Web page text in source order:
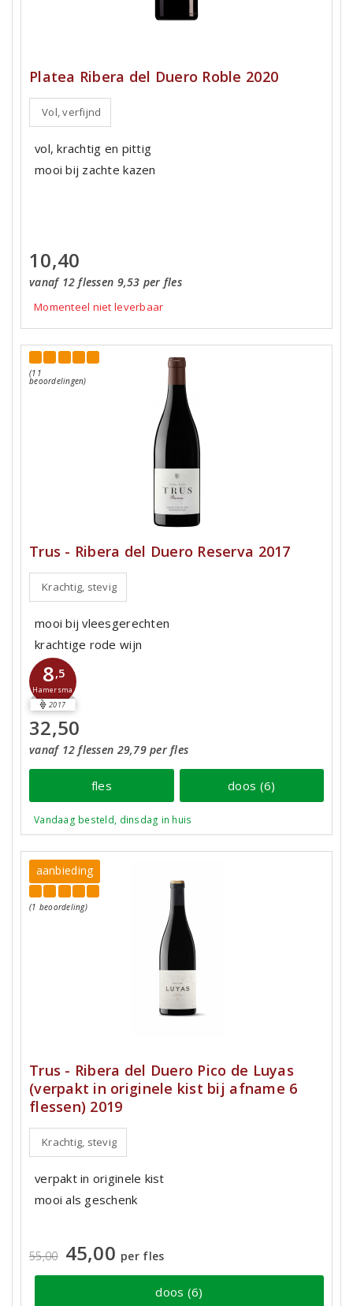
Platea Ribera del Duero Roble 2020
Vol, verfijnd
vol, krachtig en pittig
mooi bij zachte kazen
10,40
vanaf 12 flessen 9,53 per fles
Momenteel niet leverbaar
(11
beoordelingen)
Trus - Ribera del Duero Reserva 2017
Krachtig, stevig
mooi bij vleesgerechten
krachtige rode wijn
8,5
Hamersma
2017
32,50
vanaf 12 flessen 29,79 per fles
fles doos (6)
Vandaag besteld, dinsdag in huis
aanbieding
(1 beoordeling)
Trus - Ribera del Duero Pico de Luyas
(verpakt in originele kist bij afname 6
flessen) 2019
Krachtig, stevig
verpakt in originele kist
mooi als geschenk
55,00 45,00 per fles
doos (6)